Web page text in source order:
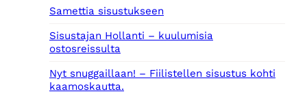
Samettia sisustukseen
Sisustajan Hollanti – kuulumisia
ostosreissulta
Nyt snuggaillaan! – Fiilistellen sisustus kohti
kaamoskautta.